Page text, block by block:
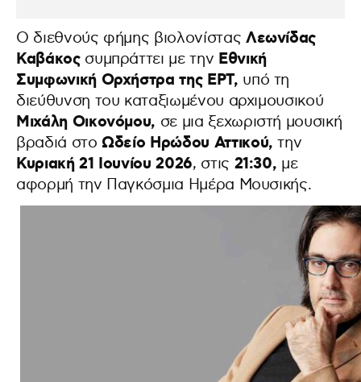
Ο διεθνούς φήμης βιολονίστας Λεωνίδας
Καβάκοςσυμπράττει με την Εθνική
Συμφωνική Ορχήστρα της ΕΡΤ, υπό τη
διεύθυνση του καταξιωμένου αρχιμουσικού
Μιχάλη Οικονόμου, σε μια ξεχωριστή μουσική
βραδιά στο Ωδείο Ηρώδου Αττικού, την
Κυριακή 21 Ιουνίου 2026, στις 21:30, με
αφορμή την Παγκόσμια Ημέρα Μουσικής.